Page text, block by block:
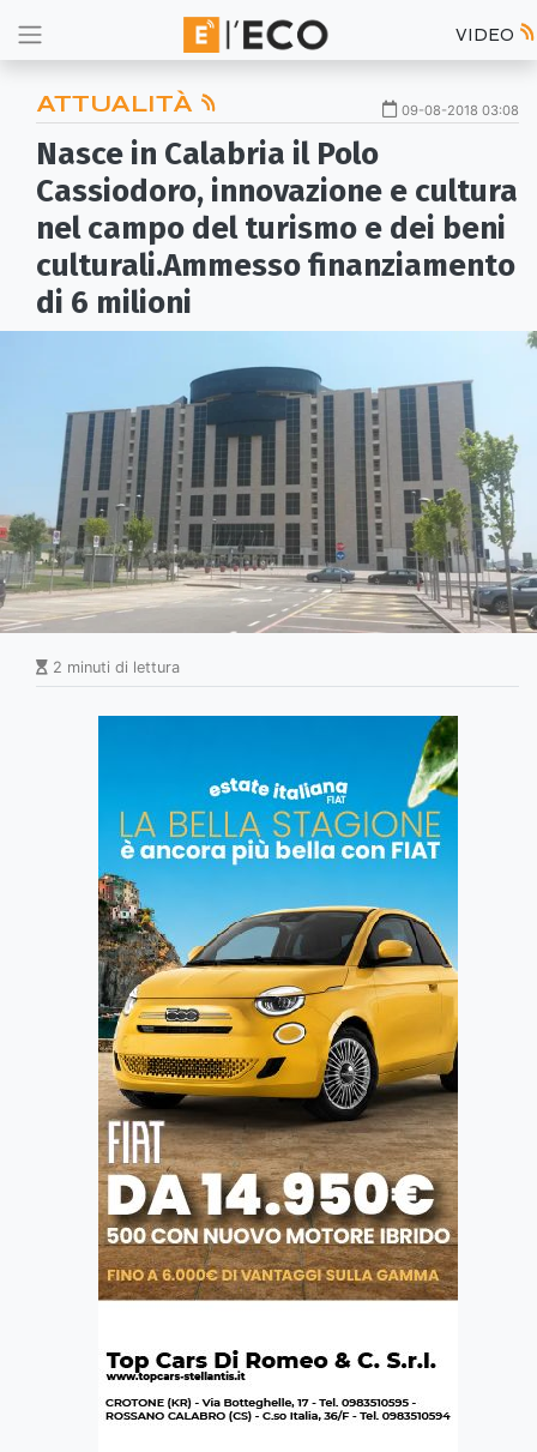
VIDEO
ATTUALITÀ 09-08-2018 03:08
Nasce in Calabria il Polo
Cassiodoro, innovazione e cultura
nel campo del turismo e dei beni
culturali.Ammesso finanziamento
di 6 milioni
2 minuti di lettura